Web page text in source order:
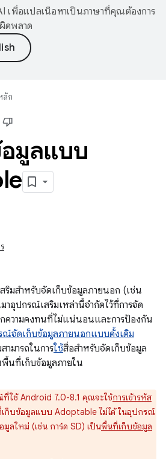
เพื่อแปลเนื้อหาเป็นภาษาที่คุณต้องการ
ดพลาด
ลัก
มูลแบบ
ริมสำหรับจัดเก็บข้อมูลภายนอก (เช่น
าอุปกรณ์เสริมเหล่านี้จำกัดไว้ที่การจัด
กความคงทนที่ไม่แน่นอนและการป้องกัน
ณ์จัดเก็บข้อมูลภายนอกแบบดั้งเดิม
ามารถในการใช้สื่อสำหรับจัดเก็บข้อมูล
นที่เก็บข้อมูลภายใน
ใช้ Android 7.0-8.1 คุณจะใช้การเข้ารหัส
ก็บข้อมูลแบบ Adoptable ไม่ได้ ในอุปกรณ์
มูลใหม่ (เช่น การ์ด SD) เป็นพื้นที่เก็บข้อมูล